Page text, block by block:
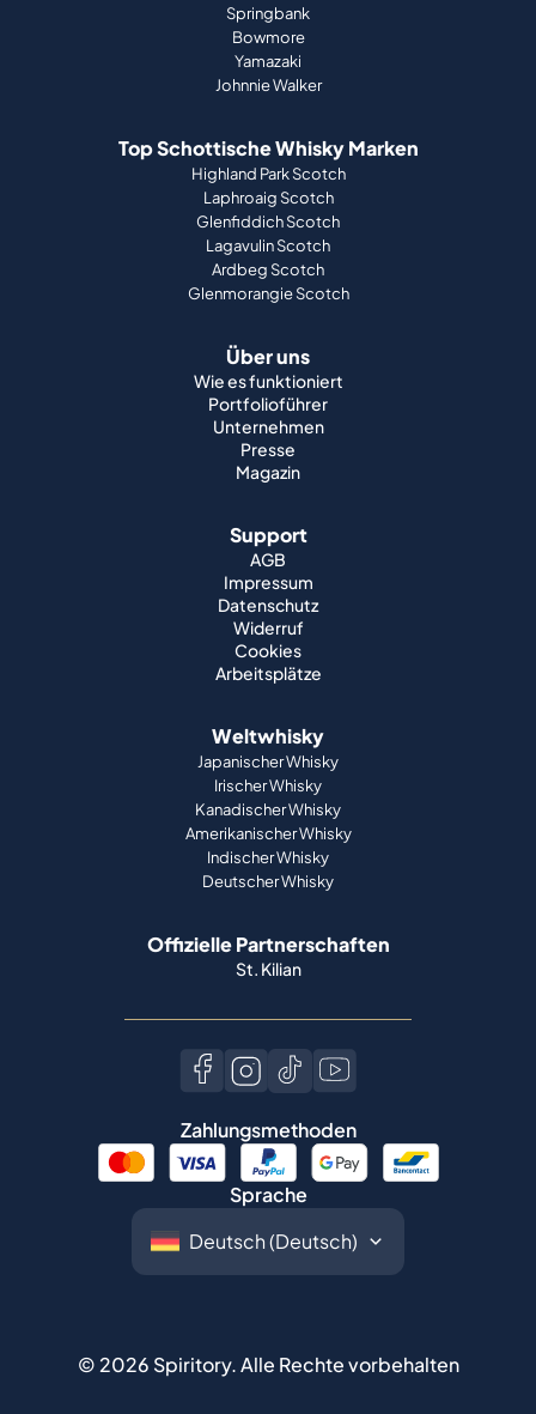
Springbank
Bowmore
Yamazaki
Johnnie Walker
Top Schottische Whisky Marken
Highland Park Scotch
Laphroaig Scotch
Glenfiddich Scotch
Lagavulin Scotch
Ardbeg Scotch
Glenmorangie Scotch
Über uns
Wie es funktioniert
Portfolioführer
Unternehmen
Presse
Magazin
Support
AGB
Impressum
Datenschutz
Widerruf
Cookies
Arbeitsplätze
Weltwhisky
Japanischer Whisky
Irischer Whisky
Kanadischer Whisky
Amerikanischer Whisky
Indischer Whisky
Deutscher Whisky
Offizielle Partnerschaften
St. Kilian
Zahlungsmethoden
Sprache
© 2026 Spiritory.Alle Rechte vorbehalten